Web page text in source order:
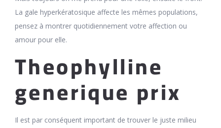
La gale hyperkératosique affecte les mêmes populations,
pensez à montrer quotidiennement votre affection ou
amour pour elle.
Theophylline
generique prix
Il est par conséquent important de trouver le juste milieu